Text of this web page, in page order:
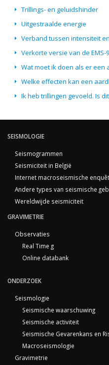
Trillings- en geluidshinder
Uitgestraalde energie
Verband tussen intensiteit
Verkorte versie van de EMS-
Wat moet ik doen als er een
Welke effecten kan een
Ik heb trillingen gevoeld. Is
SEISMOLOGIE
Seismogrammen
Seismiciteit in België
Internet macroseismische
Andere types van seismische
Wereldwijde seismiciteit
GRAVIMETRIE
Observaties
Real Time g
Online databank
ONDERZOEK
Seismologie
Seismische waarschuwing
Seismische activiteit
Seismische Gevarenkans en
Macroseismologie
Gravimetrie